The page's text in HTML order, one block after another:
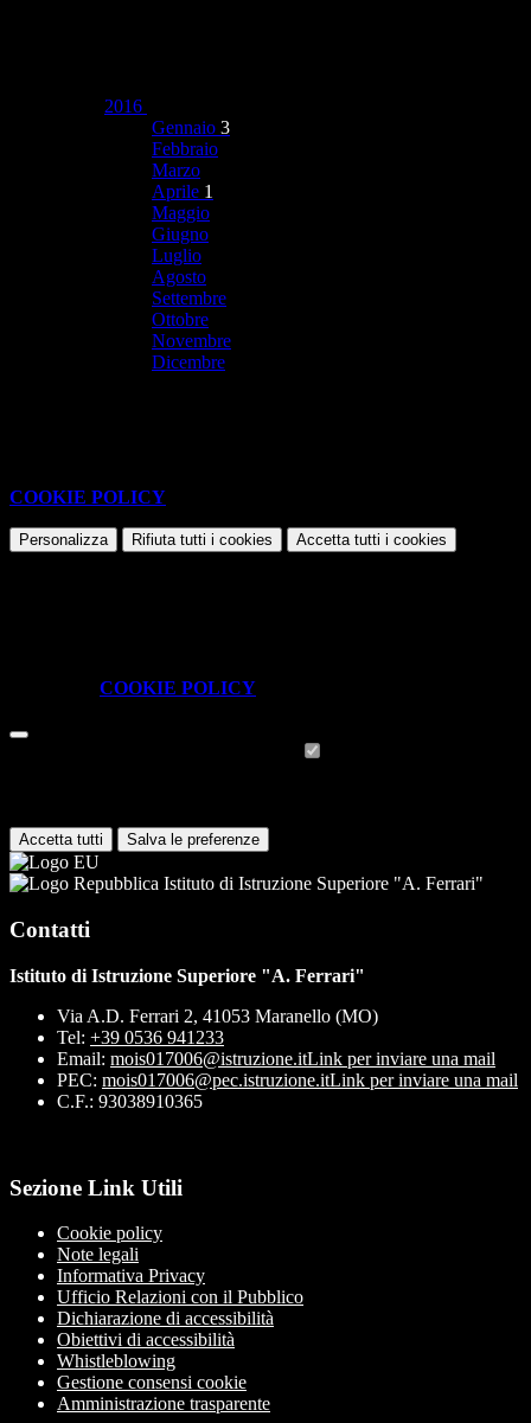
2016
Gennaio 3
Febbraio
Marzo
Aprile 1
Maggio
Giugno
Luglio
Agosto
Settembre
Ottobre
Novembre
Dicembre
COOKIE POLICY
Personalizza Rifiuta tutti i cookies Accetta tutti i cookies
COOKIE POLICY
Accetta tutti Salva le preferenze
Istituto di Istruzione Superiore "A. Ferrari"
Contatti
Istituto di Istruzione Superiore "A. Ferrari"
Via A.D. Ferrari 2, 41053 Maranello (MO)
Tel: +39 0536 941233
Email: mois017006@istruzione.itLink per inviare una mail
PEC: mois017006@pec.istruzione.itLink per inviare una mail
C.F.: 93038910365
Sezione Link Utili
Cookie policy
Note legali
Informativa Privacy
Ufficio Relazioni con il Pubblico
Dichiarazione di accessibilità
Obiettivi di accessibilità
Whistleblowing
Gestione consensi cookie
Amministrazione trasparente